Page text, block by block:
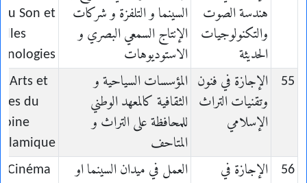
هندسة الصوت
والتكنولوجيات
الحديثة
السينما و التلفزة و شركات
الإنتاج السمعي البصري و
الاستوديوهات
Son et
55
الإجازة في فنون
وتقنيات التراث
الإسلامي
المؤسسات السياحية و
الثقافية كالمعهد الوطني
للمحافظة على التراث و
المتاحف
Arts et
du
Islamique
56
الإجازة في
العمل في ميدان السينما او
Cinéma